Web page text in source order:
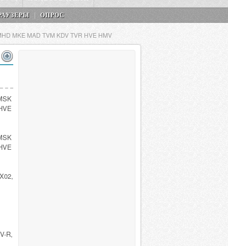
ОПРОС
MKE MAD TVM KDV TVR HVE HMV
R,